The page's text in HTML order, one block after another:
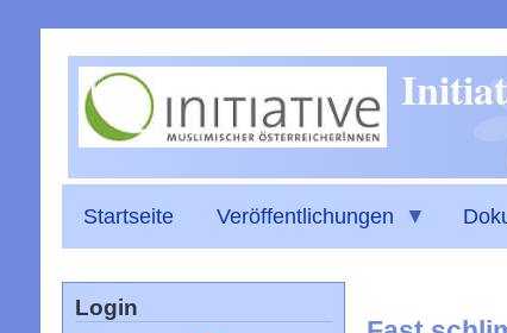
Startseite Veröffentlichungen
Login